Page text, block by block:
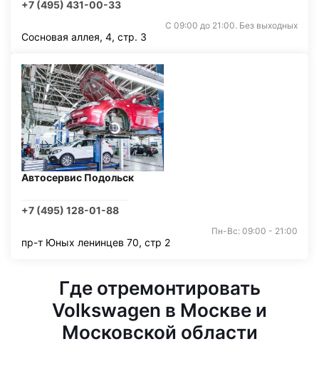
+7 (495) 431-00-33
С 09:00 до 21:00. Без выходных
Сосновая аллея, 4, стр. 3
Автосервис Подольск
+7 (495) 128-01-88
Пн-Вс: 09:00 - 21:00
пр-т Юных ленинцев 70, стр 2
Где отремонтировать
Volkswagen в Москве и
Московской области